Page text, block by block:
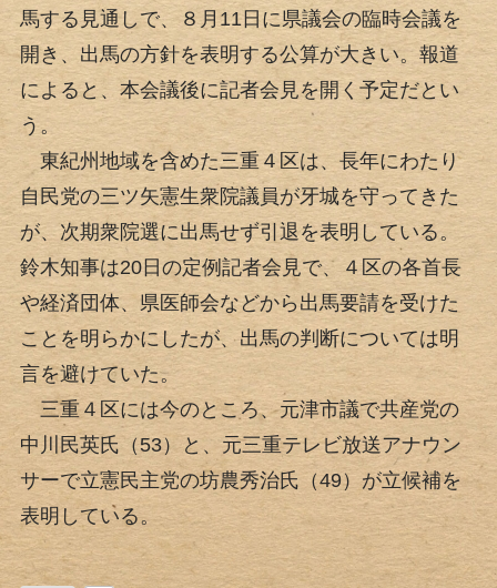
馬する見通しで、８月11日に県議会の臨時会議を
開き、出馬の方針を表明する公算が大きい。報道
によると、本会議後に記者会見を開く予定だとい
う。
東紀州地域を含めた三重４区は、長年にわたり
自民党の三ツ矢憲生衆院議員が牙城を守ってきた
が、次期衆院選に出馬せず引退を表明している。
鈴木知事は20日の定例記者会見で、４区の各首長
や経済団体、県医師会などから出馬要請を受けた
ことを明らかにしたが、出馬の判断については明
言を避けていた。
三重４区には今のところ、元津市議で共産党の
中川民英氏（53）と、元三重テレビ放送アナウン
サーで立憲民主党の坊農秀治氏（49）が立候補を
表明している。